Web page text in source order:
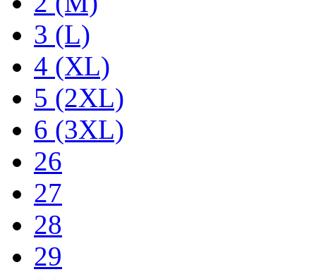
3 (L)
4 (XL)
5 (2XL)
6 (3XL)
26
27
28
29